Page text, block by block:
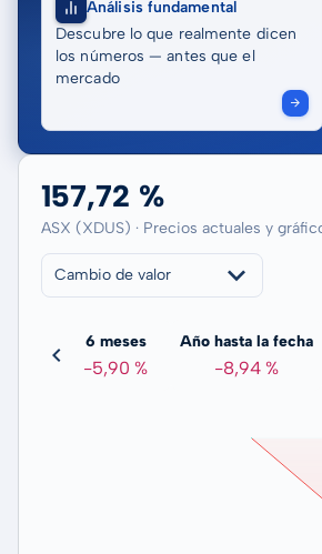
Análisis fundamental
Descubre lo que realmente dicen
los números — antes que el
mercado
157,72 %
ASX (XDUS) · Precios actuales y
Cambio de valor
6 meses
-5,90 %
Año hasta la fecha
-8,94 %